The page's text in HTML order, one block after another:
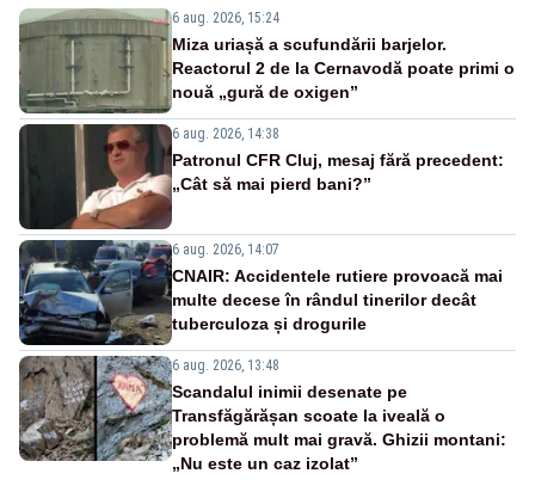
6 aug. 2026, 15:24
Miza uriașă a scufundării barjelor.
Reactorul 2 de la Cernavodă poate primi o
nouă „gură de oxigen”
6 aug. 2026, 14:38
Patronul CFR Cluj, mesaj fără precedent:
„Cât să mai pierd bani?”
6 aug. 2026, 14:07
CNAIR: Accidentele rutiere provoacă mai
multe decese în rândul tinerilor decât
tuberculoza și drogurile
6 aug. 2026, 13:48
Scandalul inimii desenate pe
Transfăgărășan scoate la iveală o
problemă mult mai gravă. Ghizii montani:
„Nu este un caz izolat”